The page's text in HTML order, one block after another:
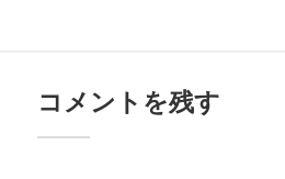
コメントを残す